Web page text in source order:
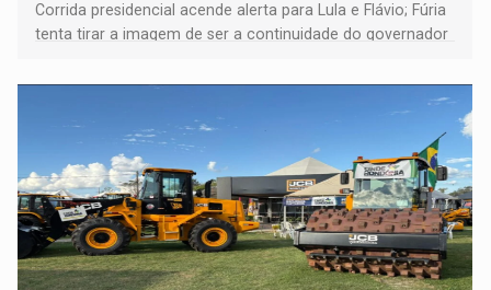
Corrida presidencial acende alerta para Lula e Flávio; Fúria
tenta tirar a imagem de ser a continuidade do governador
não ter entrado no modo eleição; ABAV faz evento em